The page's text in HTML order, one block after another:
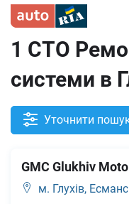
Увійти в кабінет
Вживані авто
Нові авто
Новини
Все для авто
1 СТО
системи в
Уточнити
GMC Glukhiv
м. Глухів,